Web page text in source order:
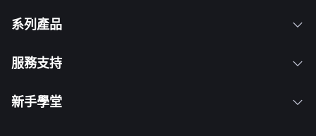
系列產品
服務支持
新手學堂